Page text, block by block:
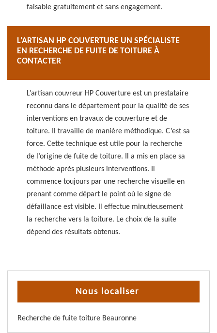
faisable gratuitement et sans engagement.
L’ARTISAN HP COUVERTURE UN SPÉCIALISTE
EN RECHERCHE DE FUITE DE TOITURE À
CONTACTER
L’artisan couvreur HP Couverture est un prestataire
reconnu dans le département pour la qualité de ses
interventions en travaux de couverture et de
toiture. Il travaille de manière méthodique. C’est sa
force. Cette technique est utile pour la recherche
de l’origine de fuite de toiture. Il a mis en place sa
méthode après plusieurs interventions. Il
commence toujours par une recherche visuelle en
prenant comme départ le point où le signe de
défaillance est visible. Il effectue minutieusement
la recherche vers la toiture. Le choix de la suite
dépend des résultats obtenus.
Nous localiser
Recherche de fuite toiture Beauronne